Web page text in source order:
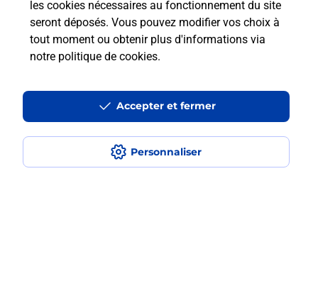
les cookies nécessaires au fonctionnement du site
seront déposés. Vous pouvez modifier vos choix à
tout moment ou obtenir plus d'informations via
notre politique de cookies.
Personnaliser
Accepter et fermer
En savoir plus
Quel est le prix d’une numérisation ?